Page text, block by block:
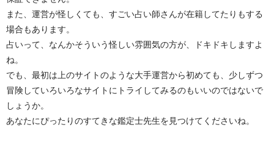
また、運営が怪しくても、すごい占い師さんが在籍してたりもする
場合もあります。
占いって、なんかそういう怪しい雰囲気の方が、ドキドキしますよ
ね。
でも、最初は上のサイトのような大手運営から初めても、少しずつ
冒険していろいろなサイトにトライしてみるのもいいのではないで
しょうか。
あなたにぴったりのすてきな鑑定士先生を見つけてくださいね。